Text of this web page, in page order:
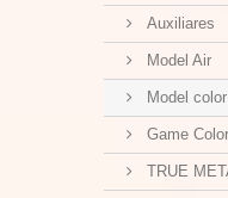
Auxiliares
Model Air
Model color
Game Color
TRUE